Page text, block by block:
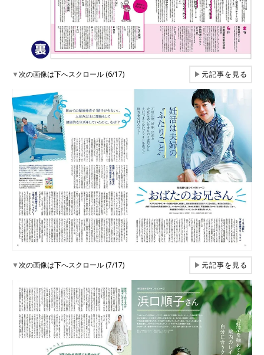
▼次の画像は下へスクロール (6/17) ▶元記事を見る
▼次の画像は下へスクロール (7/17) ▶元記事を見る